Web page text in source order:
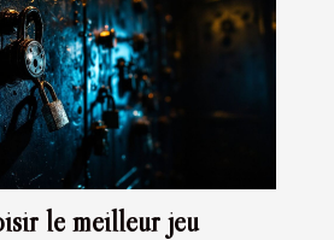
le meilleur jeu